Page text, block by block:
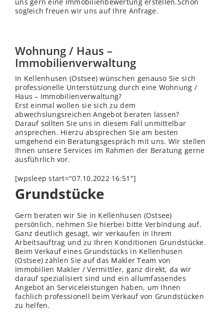
uns gern eine Immobilienbewertung erstellen.Schon
sogleich freuen wir uns auf Ihre Anfrage.
Wohnung / Haus –
Immobilienverwaltung
In Kellenhusen (Ostsee) wünschen genauso Sie sich
professionelle Unterstützung durch eine Wohnung /
Haus – Immobilienverwaltung?
Erst einmal wollen sie sich zu dem
abwechslungsreichen Angebot beraten lassen?
Darauf sollten Sie uns in diesem Fall unmittelbar
ansprechen. Hierzu absprechen Sie am besten
umgehend ein Beratungsgespräch mit uns. Wir stellen
Ihnen unsere Services im Rahmen der Beratung gerne
ausführlich vor.
[wpsleep start="07.10.2022 16:51"]
Grundstücke
Gern beraten wir Sie in Kellenhusen (Ostsee)
persönlich, nehmen Sie hierbei bitte Verbindung auf.
Ganz deutlich gesagt, wir verkaufen in Ihrem
Arbeitsauftrag und zu Ihren Konditionen Grundstücke.
Beim Verkauf eines Grundstücks in Kellenhusen
(Ostsee) zählen Sie auf das Makler Team von
Immobilien Makler / Vermittler, ganz direkt, da wir
darauf spezialisiert sind und ein allumfassendes
Angebot an Serviceleistungen haben, um Ihnen
fachlich professionell beim Verkauf von Grundstücken
zu helfen.